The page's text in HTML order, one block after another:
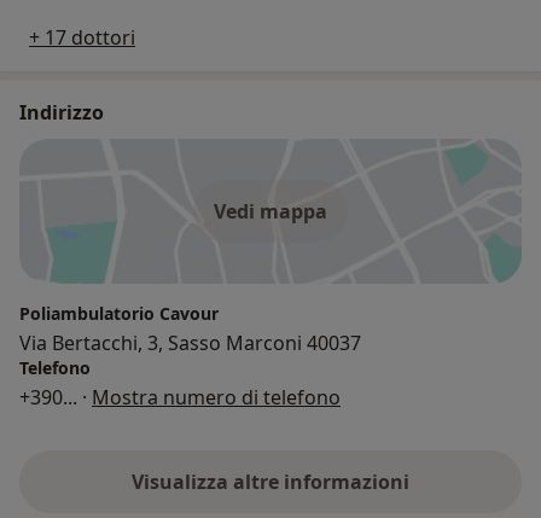
+ 17 dottori
Indirizzo
Vedi mappa
Poliambulatorio Cavour
Via Bertacchi, 3, Sasso Marconi 40037
Telefono
+390... · Mostra numero di telefono
Visualizza altre informazioni